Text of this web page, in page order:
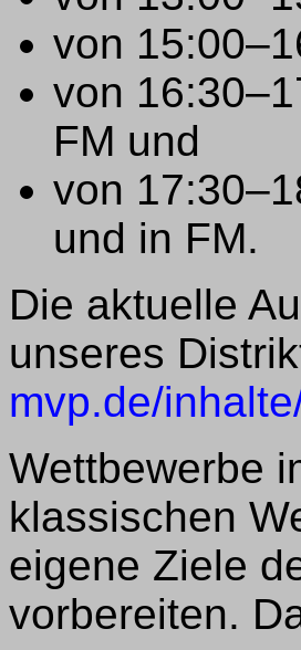
von
von
FM und
von
und in FM.
Die aktuelle
unseres
mvp.de/
Wettbewerbe
klassischen
eigene Ziele
vorbereiten.